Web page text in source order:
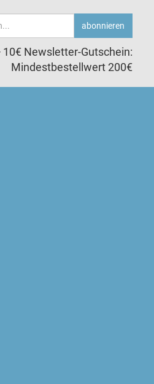
abonnieren
10€ Newsletter-Gutschein:
Mindestbestellwert 200€